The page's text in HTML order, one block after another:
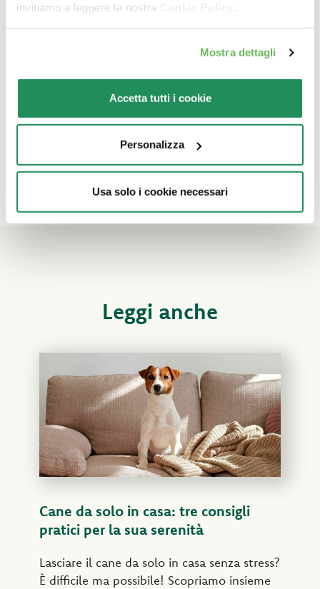
invitiamo a leggere la nostra Cookie Policy.
Mostra dettagli
Accetta tutti i cookie
Personalizza
Usa solo i cookie necessari
SNACK • Osso masticabile con Pollo - M
Alimento complementare per cani
Leggi anche
Cane da solo in casa: tre consigli
pratici per la sua serenità
Lasciare il cane da solo in casa senza stress?
È difficile ma possibile! Scopriamo insieme